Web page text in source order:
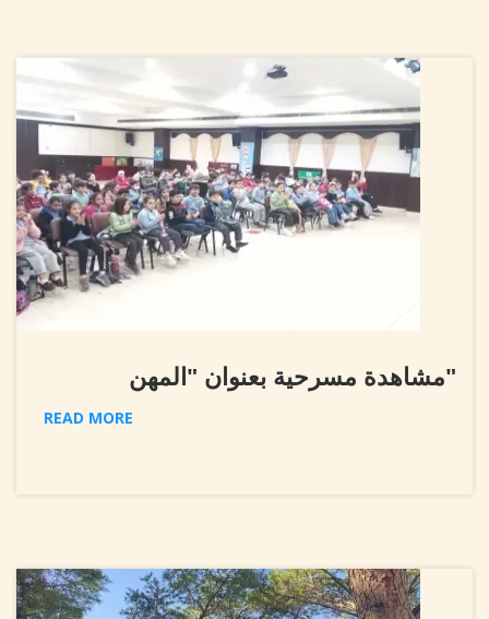
"مشاهدة مسرحية بعنوان "المهن
READ MORE